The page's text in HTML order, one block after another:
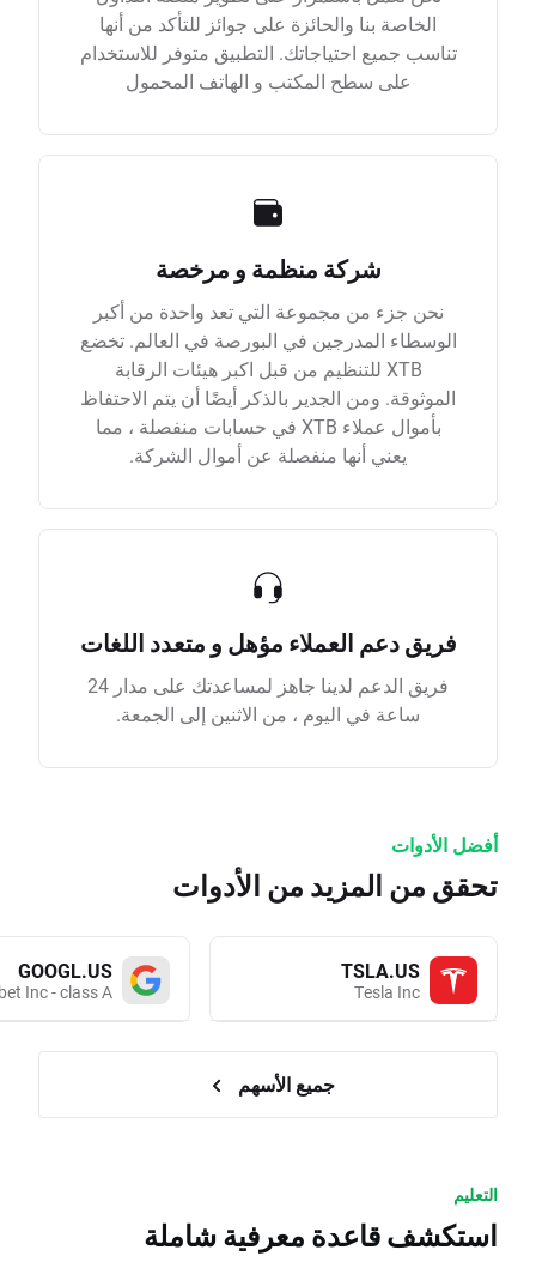
الخاصة بنا والحائزة على جوائز للتأكد من أنها
تناسب جميع احتياجاتك. التطبيق متوفر للاستخدام
على سطح المكتب و الهاتف المحمول
شركة منظمة و مرخصة
نحن جزء من مجموعة التي تعد واحدة من أكبر
الوسطاء المدرجين في البورصة في العالم. تخضع
XTB للتنظيم من قبل اكبر هيئات الرقابة
الموثوقة. ومن الجدير بالذكر أيضًا أن يتم الاحتفاظ
بأموال عملاء XTB في حسابات منفصلة ، مما
يعني أنها منفصلة عن أموال الشركة.
فريق دعم العملاء مؤهل و متعدد اللغات
فريق الدعم لدينا جاهز لمساعدتك على مدار 24
ساعة في اليوم ، من الاثنين إلى الجمعة.
أفضل الأدوات
تحقق من المزيد من الأدوات
TSLA.US
Tesla Inc
GOOGL.US
Inc - class A
جميع الأسهم
التعليم
استكشف قاعدة معرفية شاملة